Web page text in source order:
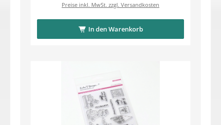
Preise inkl. MwSt. zzgl. Versandkosten
In den Warenkorb